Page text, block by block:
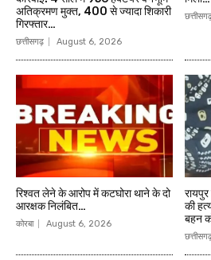
अतिक्रमण मुक्त, 400 से ज्यादा शिकारी
गिरफ्तार…
छत्तीसगढ़ August 6, 2026
रिश्वत लेने के आरोप में कटघोरा थाने के दो
आरक्षक निलंबित…
कोरबा August 6, 2026
की
बहन